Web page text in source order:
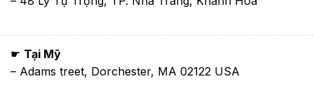
☛ Tại Mỹ
– Adams treet, Dorchester, MA 02122 USA